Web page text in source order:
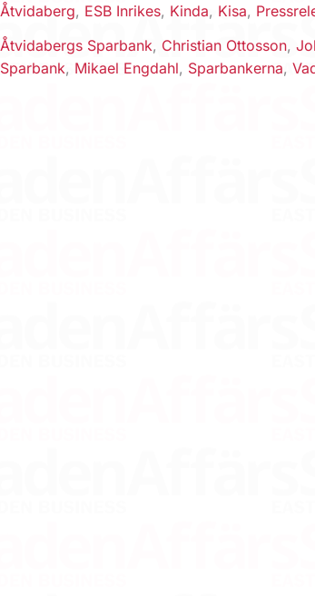
Åtvidaberg, ESB Inrikes, Kinda, Kisa,
Åtvidabergs Sparbank, Christian Ottosson,
Sparbank, Mikael Engdahl, Sparbankerna,